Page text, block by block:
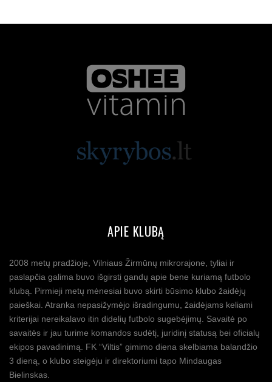
APIE KLUBĄ
2008 metų pradžioje, Vilniaus Žirmūnų mikrorajone, tyliai ir
paslapčia galima buvo išgirsti gandų apie bene kuriamą futbolo
klubą. Pirmieji metų mėnesiai buvo skirti būsimo klubo žaidėjų
paieškai. Atranka nepasižymėjo išradingumu, žaidėjams keliami
kriterijai nereikalavo itin didelių futbolo sugebėjimų. Savaitė po
savaitės ir jau turime komandos sudėtį, juridinį statusą bei oficialų
ekipos pavadinimą. FK “Viltis” gimimo diena skelbiama balandžio
3 dieną, o klubo steigėju ir direktoriumi tapo Mindaugas
Bielinskas.